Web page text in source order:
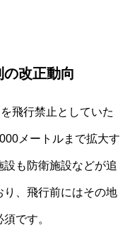
改正動向
飛行禁止としていた
メートルまで拡大す
も防衛施設などが追
り、飛行前にはその地
です。